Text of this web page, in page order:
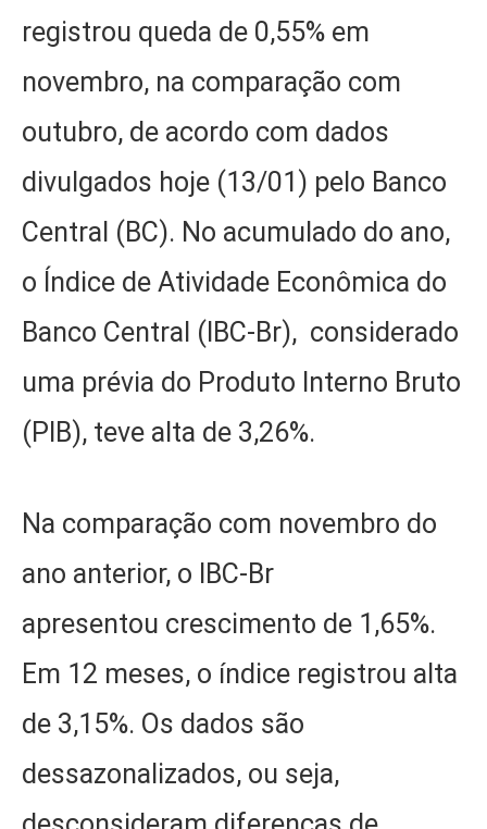
registrou queda de 0,55% em
novembro, na comparação com
outubro, de acordo com dados
divulgados hoje (13/01) pelo Banco
Central (BC). No acumulado do ano,
o Índice de Atividade Econômica do
Banco Central (IBC-Br), considerado
uma prévia do Produto Interno Bruto
(PIB), teve alta de 3,26%.
Na comparação com novembro do
ano anterior, o IBC-Br
apresentou crescimento de 1,65%.
Em 12 meses, o índice registrou alta
de 3,15%. Os dados são
dessazonalizados, ou seja,